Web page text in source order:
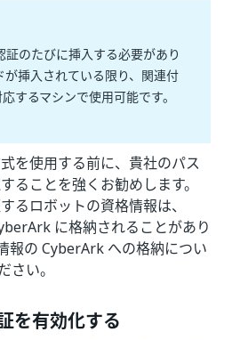
証のたびに挿入する必要があり
が挿入されている限り、関連付
するマシンで使用可能です。
を使用する前に、貴社のパス
ることを強くお勧めします。
るロボットの資格情報は、
に格納されることがあり
報の CyberArk への格納につい
さい。
を有効化する